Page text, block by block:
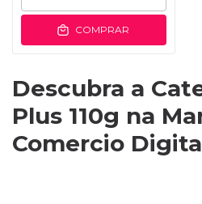
COMPRAR
Descubra a
Plus 110g na
Comercio